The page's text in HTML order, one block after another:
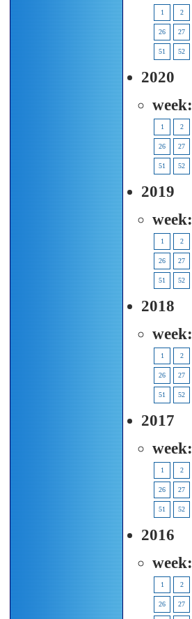
1 2
26 27
51 52
2020
week:
1 2
26 27
51 52
2019
week:
1 2
26 27
51 52
2018
week:
1 2
26 27
51 52
2017
week:
1 2
26 27
51 52
2016
week:
1 2
26 27